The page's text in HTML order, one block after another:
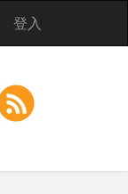
登入